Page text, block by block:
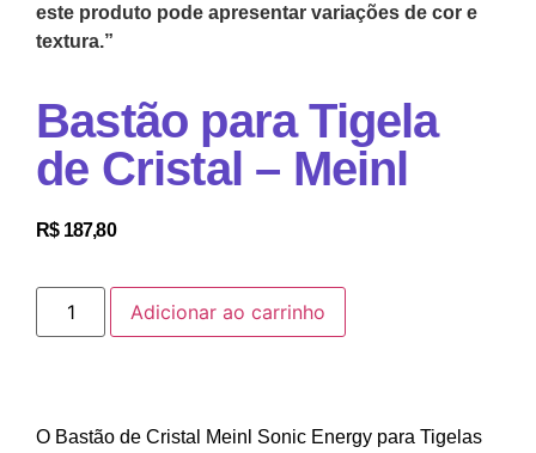
este produto pode apresentar variações de cor e
textura.”
Bastão para Tigela
de Cristal – Meinl
R$187,80
Adicionar ao carrinho
O Bastão de Cristal Meinl Sonic Energy para Tigelas